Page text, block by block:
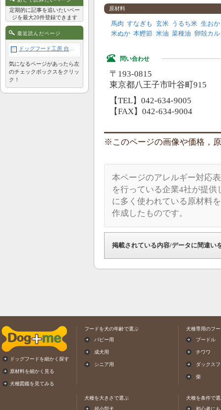
鶏
サケ 酵母 肉類 卵
穀類 コーン
原材料
馬肉 すなぎも 玄米 うるち米 生おか
米ぬか 本鰹節 米油 菜種油 卵殻カ
問い合わせ
〒193-0815
東京都八王子市叶谷町915
【TEL】042-634-9005
【FAX】042-634-9004
このページの画像や価格，
本ページのアレルギー対応
を行っている企業4社が提
に多く使われている原材料
作成したものです。
掲載されている内容/データに間違い
定期的に記事を追いたいペー
ジを最大20件登録できます
最近読んだページ
気になるページがあったら左
のチェックボックスをクリッ
ク！
ドッグフードを細かく探す
原材料を細かく見る
犬種図鑑を見てみる
フードを犬の年齢で選ぶ
パピー用
成犬用
シニア用
犬種専用のフ
プードル
チワワ
ダックス
柴
犬種を大きさで選ぶ
超小型犬
犬種を条件で
初心者に